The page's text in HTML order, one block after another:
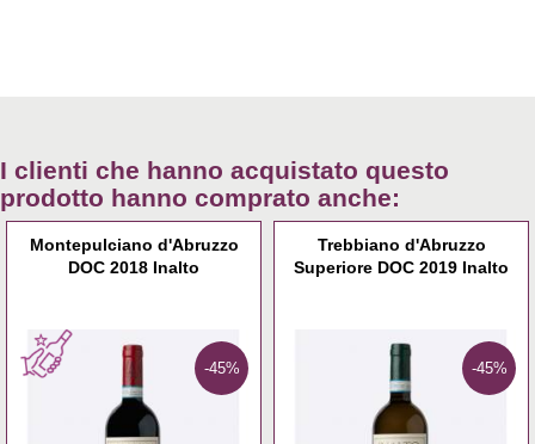
I clienti che hanno acquistato questo
prodotto hanno comprato anche:
Montepulciano d'Abruzzo
DOC 2018 Inalto
-45%
Trebbiano d'Abruzzo
Superiore DOC 2019 Inalto
-45%